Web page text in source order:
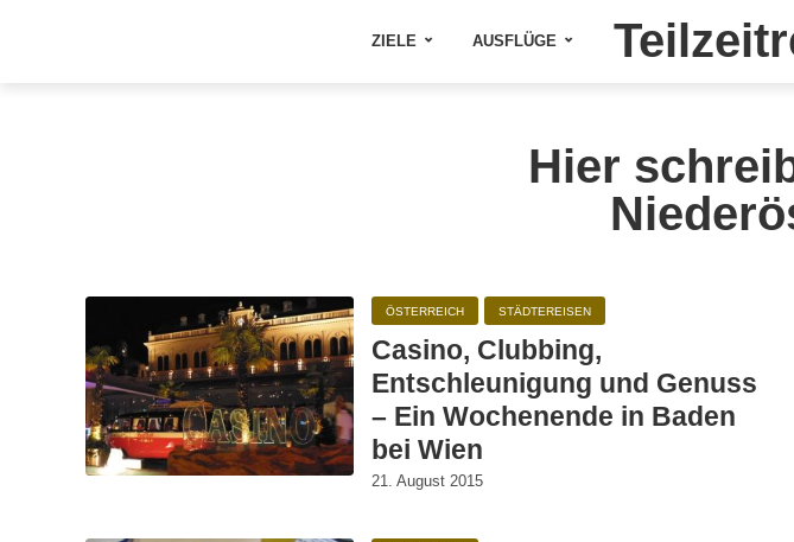
ZIELE AUSFLÜGE
Hier
ÖSTERREICH STÄDTEREISEN
Casino, Clubbing,
Entschleunigung und Genuss
– Ein Wochenende in Baden
bei Wien
21. August 2015